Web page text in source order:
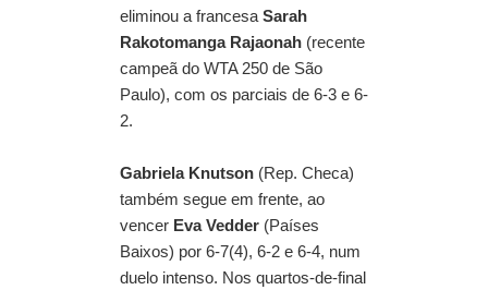
eliminou a francesa Sarah
Rakotomanga Rajaonah (recente
campeã do WTA 250 de São
Paulo), com os parciais de 6-3 e 6-
2.
Gabriela Knutson (Rep. Checa)
também segue em frente, ao
vencer Eva Vedder (Países
Baixos) por 6-7(4), 6-2 e 6-4, num
duelo intenso. Nos quartos-de-final